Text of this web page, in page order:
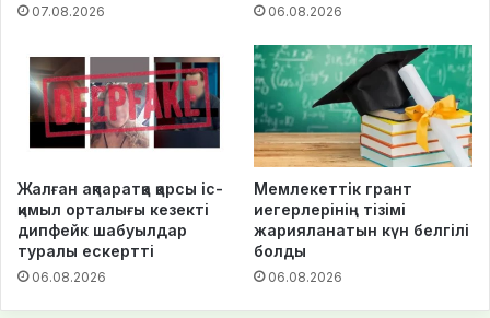
07.08.2026 06.08.2026
Жалған ақпаратқа қарсы іс-
қимыл орталығы кезекті
дипфейк шабуылдар
туралы ескертті
06.08.2026
Мемлекеттік грант
иегерлерінің тізімі
жарияланатын күн белгілі
болды
06.08.2026